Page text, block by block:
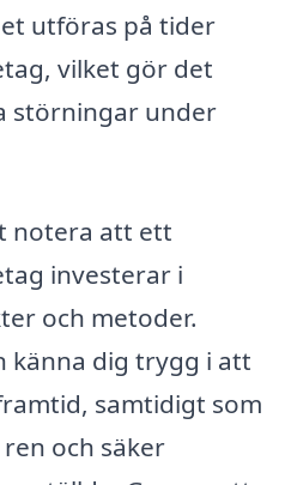
utföras på tider
vilket gör det
störningar under
notera att ett
investerar i
och metoder.
känna dig trygg i att
samtidigt som
och säker